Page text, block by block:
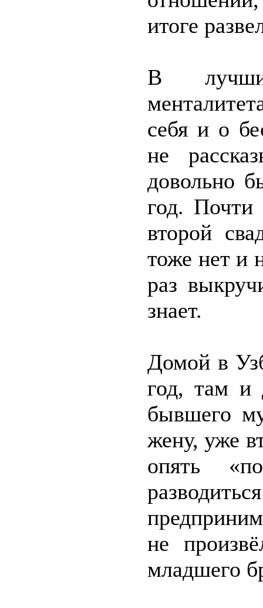
итоге
В
себя и о
не
довольно
год. Почти
второй
тоже нет и
раз
знает.
Домой в
год, там и
бывшего
жену, уже
опять
не
младшего